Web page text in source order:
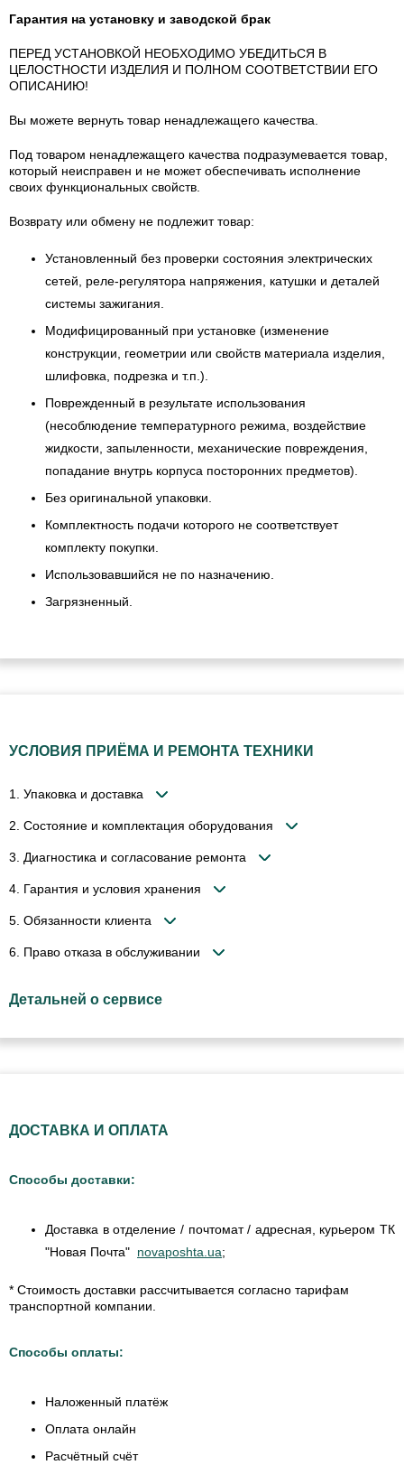
Гарантия на установку и заводской брак
ПЕРЕД УСТАНОВКОЙ НЕОБХОДИМО УБЕДИТЬСЯ В
ЦЕЛОСТНОСТИ ИЗДЕЛИЯ И ПОЛНОМ СООТВЕТСТВИИ ЕГО
ОПИСАНИЮ!
Вы можете вернуть товар ненадлежащего качества.
Под товаром ненадлежащего качества подразумевается товар,
который неисправен и не может обеспечивать исполнение
своих функциональных свойств.
Возврату или обмену не подлежит товар:
Установленный без проверки состояния электрических
сетей, реле-регулятора напряжения, катушки и деталей
системы зажигания.
Модифицированный при установке (изменение
конструкции, геометрии или свойств материала изделия,
шлифовка, подрезка и т.п.).
Поврежденный в результате использования
(несоблюдение температурного режима, воздействие
жидкости, запыленности, механические повреждения,
попадание внутрь корпуса посторонних предметов).
Без оригинальной упаковки.
Комплектность подачи которого не соответствует
комплекту покупки.
Использовавшийся не по назначению.
Загрязненный.
УСЛОВИЯ ПРИЁМА И РЕМОНТА ТЕХНИКИ
1. Упаковка и доставка
2. Состояние и комплектация оборудования
3. Диагностика и согласование ремонта
4. Гарантия и условия хранения
5. Обязанности клиента
6. Право отказа в обслуживании
Детальней о сервисе
ДОСТАВКА И ОПЛАТА
Способы доставки:
Доставка в отделение / почтомат / адресная, курьером ТК
"Новая Почта" novaposhta.ua;
* Стоимость доставки рассчитывается согласно тарифам
транспортной компании.
Способы оплаты:
Наложенный платёж
Оплата онлайн
Расчётный счёт